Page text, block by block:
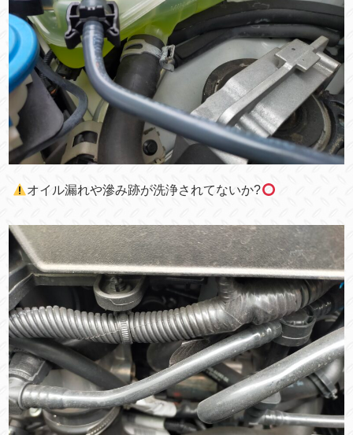
オイル漏れや滲み跡が洗浄されてないか?